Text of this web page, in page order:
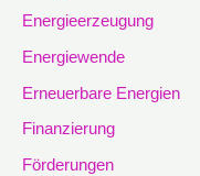
Energieerzeugung
Energiewende
Erneuerbare Energien
Finanzierung
Förderungen